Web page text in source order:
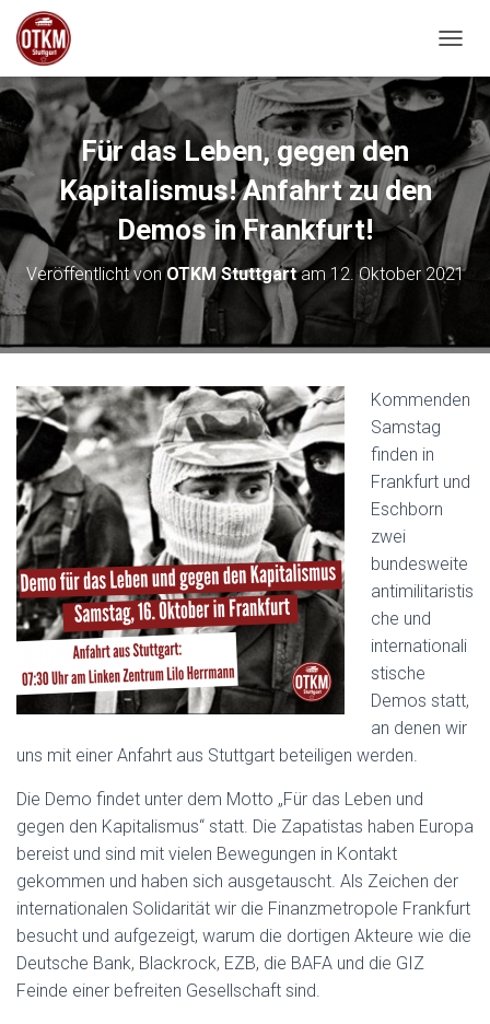
Für das Leben, gegen den
Kapitalismus! Anfahrt zu den
Demos in Frankfurt!
Veröffentlicht vonOTKM Stuttgartam 12. Oktober 2021
Kommenden
Samstag
finden in
Frankfurt und
Eschborn
zwei
bundesweite
antimilitaristis
che und
internationali
stische
Demos statt,
an denen wir
uns mit einer Anfahrt aus Stuttgart beteiligen werden.
Die Demo findet unter dem Motto „Für das Leben und
gegen den Kapitalismus“ statt. Die Zapatistas haben Europa
bereist und sind mit vielen Bewegungen in Kontakt
gekommen und haben sich ausgetauscht. Als Zeichen der
internationalen Solidarität wir die Finanzmetropole Frankfurt
besucht und aufgezeigt, warum die dortigen Akteure wie die
Deutsche Bank, Blackrock, EZB, die BAFA und die GIZ
Feinde einer befreiten Gesellschaft sind.